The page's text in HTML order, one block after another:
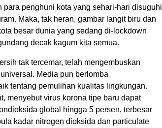
penghuni kota yang sehari-hari disuguhi
Maka, tak heran, gambar langit biru dan
besar dunia yang sedang di-lockdown
decak kagum kita semua.
tak tercemar, telah mengembuskan
Media pun berlomba
tentang pemulihan kualitas lingkungan.
menyebut virus korona tipe baru dapat
global hingga 5 persen, terbesar
kadar nitrogen dioksida dan particulate